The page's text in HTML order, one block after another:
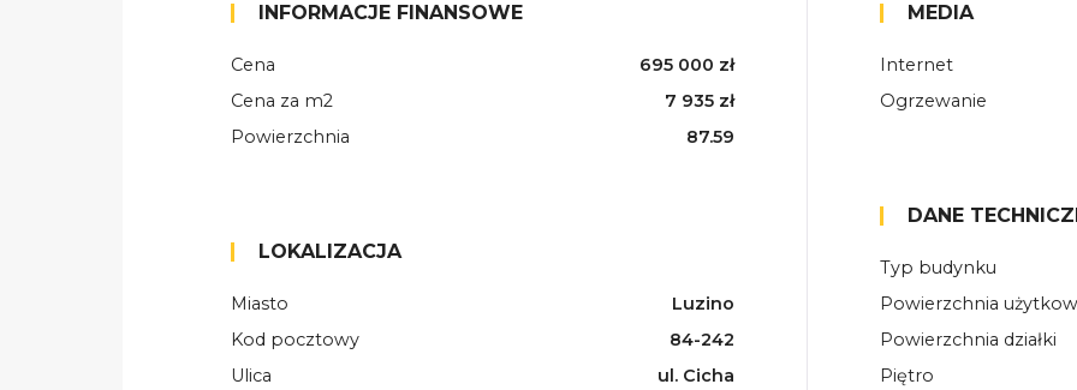
INFORMACJE FINANSOWE
Cena
695 000 zł
Cena za m2
7 935 zł
Powierzchnia
87.59
LOKALIZACJA
Miasto
Luzino
Kod pocztowy
84-242
Ulica
ul. Cicha
MEDIA
Internet
Ogrzewanie
DANE
Typ budynku
Powierzchnia
Powierzchnia działki
Piętro